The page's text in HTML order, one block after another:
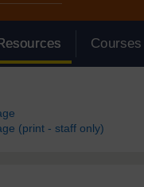
Courses
(print - staff only)